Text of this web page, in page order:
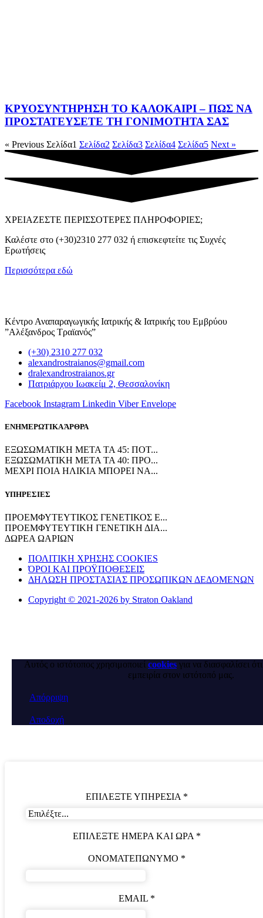
ΚΡΥΟΣΥΝΤΗΡΗΣΗ ΤΟ ΚΑΛΟΚΑΙΡΙ – ΠΩΣ ΝΑ
ΠΡΟΣΤΑΤΕΥΣΕΤΕ ΤΗ ΓΟΝΙΜΟΤΗΤΑ ΣΑΣ
« Previous Σελίδα1 Σελίδα2 Σελίδα3 Σελίδα4 Σελίδα5 Next »
ΧΡΕΙΑΖΕΣΤΕ ΠΕΡΙΣΣΟΤΕΡΕΣ ΠΛΗΡΟΦΟΡΙΕΣ;
Καλέστε στο (+30)2310 277 032 ή επισκεφτείτε τις Συχνές
Ερωτήσεις
Περισσότερα εδώ
Κέντρο Αναπαραγωγικής Ιατρικής & Ιατρικής του Εμβρύου
”Αλέξανδρος Τραϊανός”
(+30) 2310 277 032
alexandrostraianos@gmail.com
dralexandrostraianos.gr
Πατριάρχου Ιωακείμ 2, Θεσσαλονίκη
Facebook Instagram Linkedin Viber Envelope
ΕΝΗΜΕΡΩΤΙΚΑ ΆΡΘΡΑ
ΕΞΩΣΩΜΑΤΙΚΗ ΜΕΤΑ ΤΑ 45: ΠΟΤ...
ΕΞΩΣΩΜΑΤΙΚΗ ΜΕΤΑ ΤΑ 40: ΠΡΟ...
ΜΕΧΡΙ ΠΟΙΑ ΗΛΙΚΙΑ ΜΠΟΡΕΙ ΝΑ...
ΥΠΗΡΕΣΙΕΣ
ΠΡΟΕΜΦΥΤΕΥΤΙΚΟΣ ΓΕΝΕΤΙΚΟΣ Ε...
ΠΡΟΕΜΦΥΤΕΥΤΙΚΗ ΓΕΝΕΤΙΚΗ ΔΙΑ...
ΔΩΡΕΑ ΩΑΡΙΩΝ
ΠΟΛΙΤΙΚΗ ΧΡΗΣΗΣ COOKIES
ΌΡΟΙ ΚΑΙ ΠΡΟΫΠΟΘΕΣΕΙΣ
ΔΗΛΩΣΗ ΠΡΟΣΤΑΣΙΑΣ ΠΡΟΣΩΠΙΚΩΝ ΔΕΔΟΜΕΝΩΝ
Copyright © 2021-2026 by Straton Oakland
Αυτός ο ιστότοπος χρησιμοποιεί cookies για να διασφαλίσει
εμπειρία στον ιστότοπό μας.
Απόρριψη
Αποδοχή
ΕΠΙΛΕΞΤΕ ΥΠΗΡΕΣΙΑ *
ΕΠΙΛΕΞΤΕ ΗΜΕΡΑ ΚΑΙ ΩΡΑ *
ΟΝΟΜΑΤΕΠΩΝΥΜΟ *
EMAIL *